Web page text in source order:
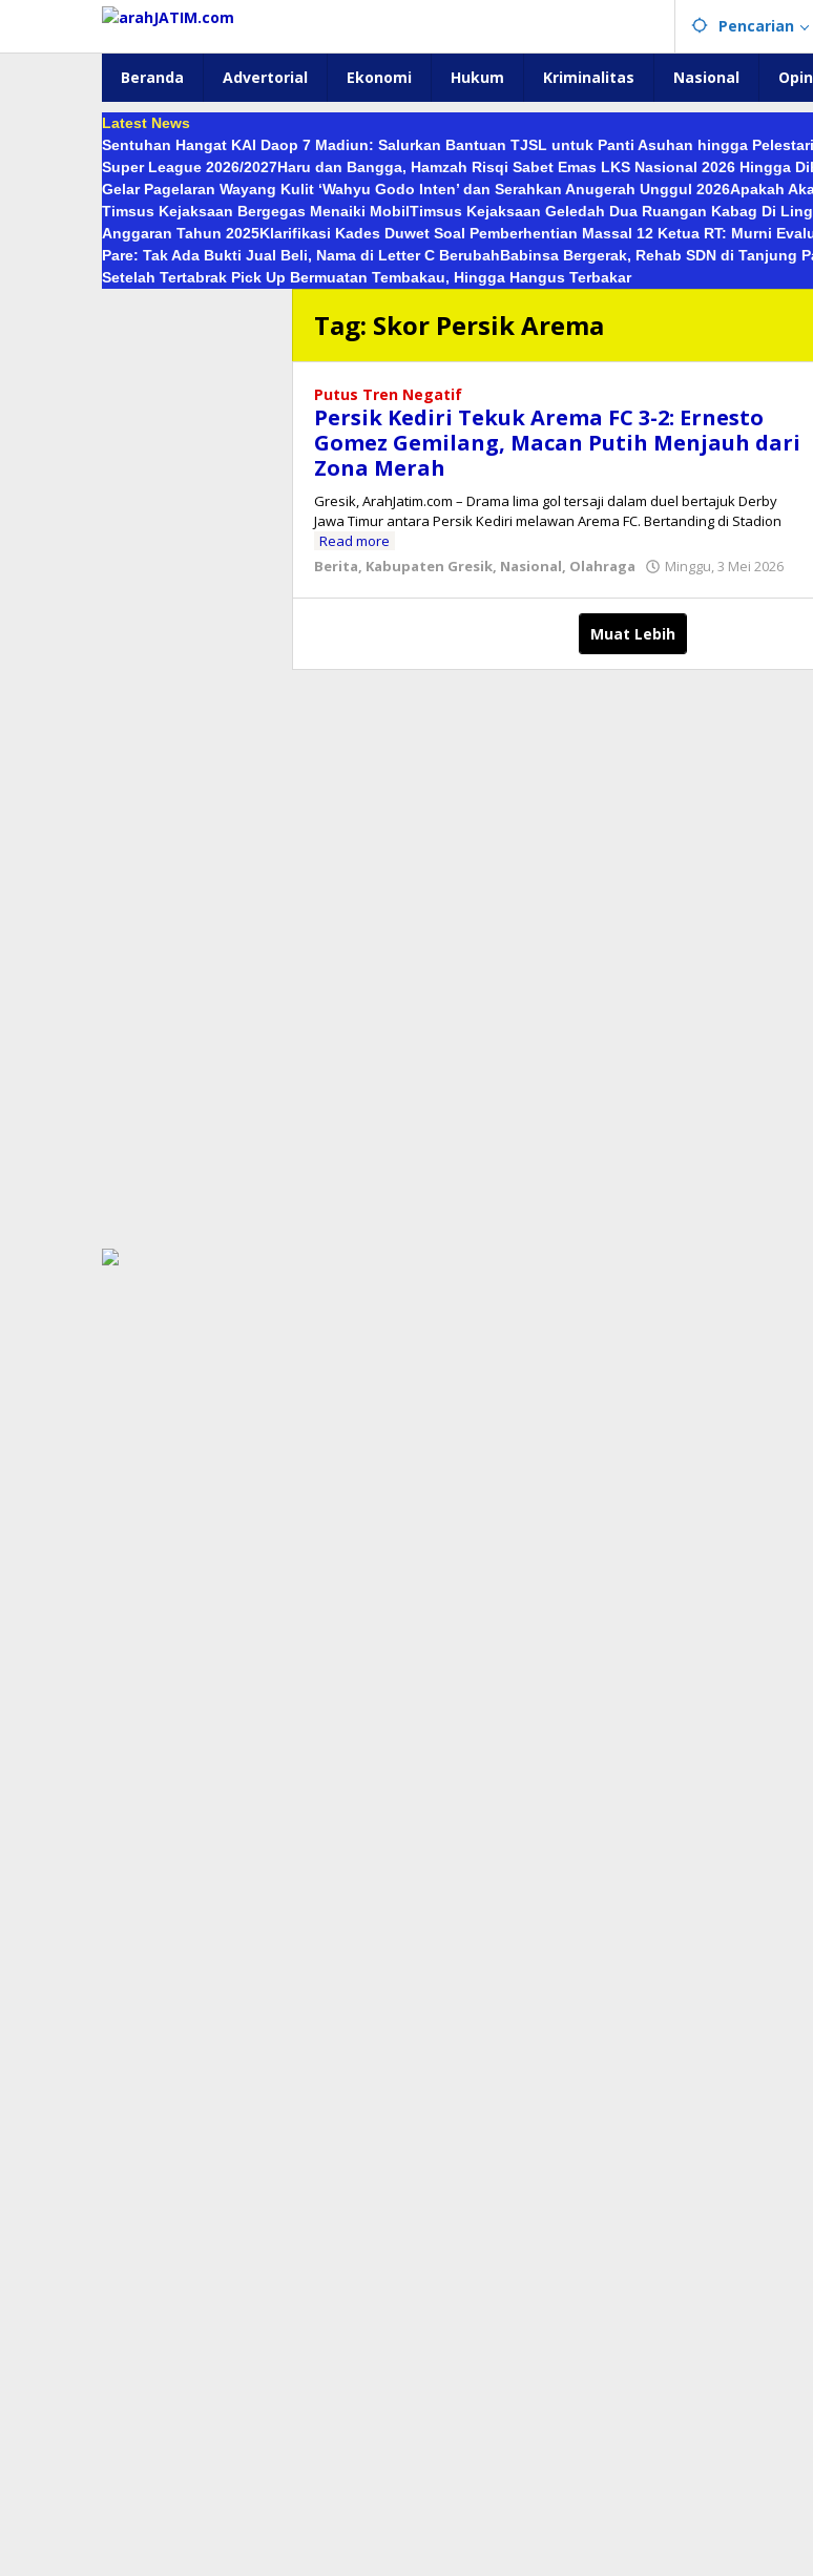
konten
Pencarian
Beranda Advertorial Ekonomi Hukum Kriminalitas Nasional
Latest News
Sentuhan Hangat KAI Daop 7 Madiun: Salurkan Bantuan TJSL untuk Panti Asuhan hingga
Super League 2026/2027Haru dan Bangga, Hamzah Risqi Sabet Emas LKS Nasional 2026 Hingga
Gelar Pagelaran Wayang Kulit ‘Wahyu Godo Inten’ dan Serahkan Anugerah Unggul 2026Apakah
Timsus Kejaksaan Bergegas Menaiki MobilTimsus Kejaksaan Geledah Dua Ruangan Kabag Di
Anggaran Tahun 2025Klarifikasi Kades Duwet Soal Pemberhentian Massal 12 Ketua RT: Murni
Pare: Tak Ada Bukti Jual Beli, Nama di Letter C BerubahBabinsa Bergerak, Rehab SDN di Tanjung
Setelah Tertabrak Pick Up Bermuatan Tembakau, Hingga Hangus Terbakar
Tag: Skor Persik Arema
Putus Tren Negatif
Persik Kediri Tekuk Arema FC 3-2: Ernesto
Gomez Gemilang, Macan Putih Menjauh dari
Zona Merah
​Gresik, ArahJatim.com – Drama lima gol tersaji dalam duel bertajuk Derby
Jawa Timur antara Persik Kediri melawan Arema FC. Bertanding di Stadion
Read more
Berita, Kabupaten Gresik, Nasional, Olahraga Minggu, 3 Mei 2026
Muat Lebih